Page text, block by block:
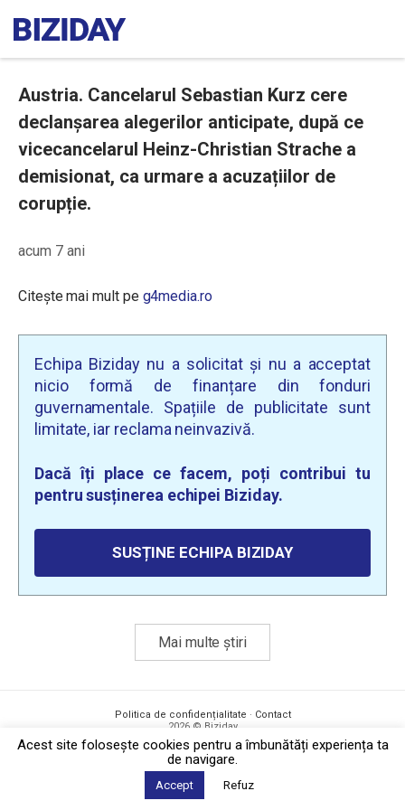
Austria. Cancelarul Sebastian Kurz cere
declanșarea alegerilor anticipate, după ce
vicecancelarul Heinz-Christian Strache a
demisionat, ca urmare a acuzațiilor de
corupție.
acum 7 ani
Citește mai mult pe g4media.ro
Echipa Biziday nu a solicitat și nu a acceptat
nicio formă de finanțare din fonduri
guvernamentale. Spațiile de publicitate sunt
limitate, iar reclama neinvazivă.
Dacă îți place ce facem, poți contribui tu
pentru susținerea echipei Biziday.
SUSȚINE ECHIPA BIZIDAY
Mai multe știri
Politica de confidențialitate · Contact
2026 © Biziday
Acest site foloseşte cookies pentru a îmbunătăți experiența ta
de navigare.
Accept Refuz